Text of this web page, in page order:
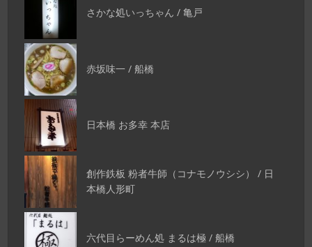
さかな処いっちゃん / 亀戸
赤坂味一 / 船橋
日本橋 お多幸 本店
創作鉄板 粉者牛師（コナモノウシシ） / 日
本橋人形町
六代目らーめん処 まるは極 / 船橋